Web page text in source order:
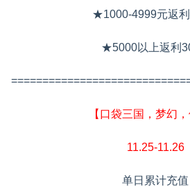
★1000-4999元返
★5000以上返利
【口袋三国，梦幻，
11.25-11.26
单日累计充值